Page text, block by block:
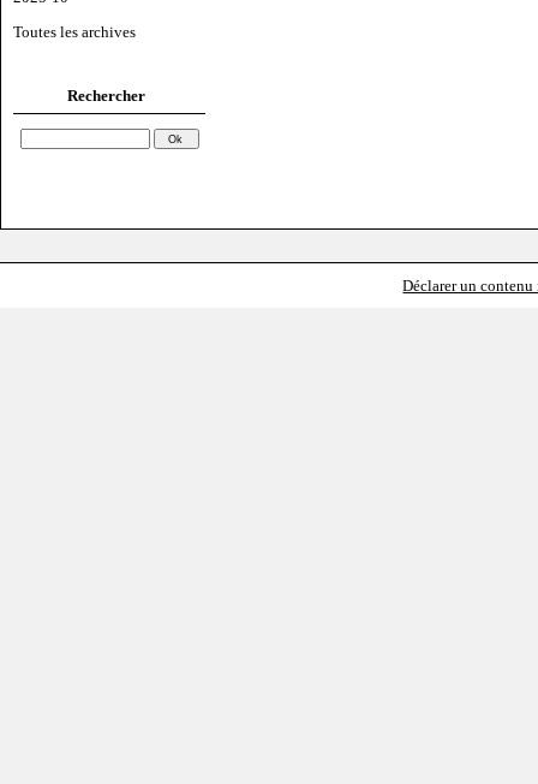
Toutes les archives
Rechercher
Déclarer un